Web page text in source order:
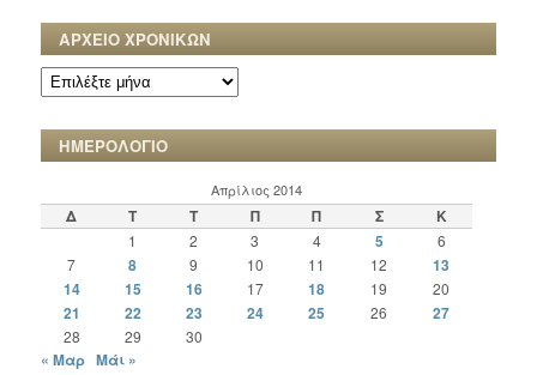
ΑΡΧΕΙΟ ΧΡΟΝΙΚΩΝ
ΑΡΧΕΙΟ
ΧΡΟΝΙΚΩΝ
ΗΜΕΡΟΛΟΓΙΟ
Απρίλιος 2014
Δ Τ Τ Π Π Σ Κ
1 2 3 4 5
6
7
8 9 10 11 12
13
14
15 16 17 18 19 20
21 22 23 24 25 26 27
28 29 30
« Μαρ Μάι »